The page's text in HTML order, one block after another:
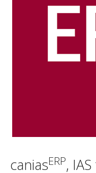
caniasERP,